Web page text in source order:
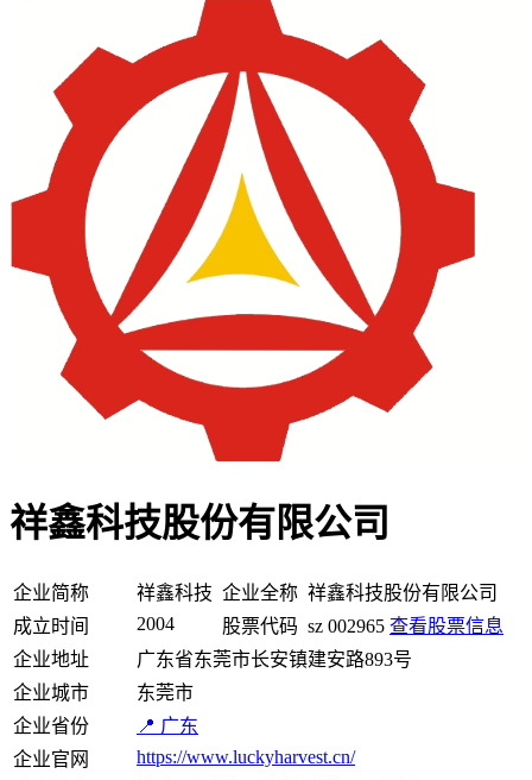
祥鑫科技股份有限公司
企业简称 祥鑫科技 企业全称 祥鑫科技股份有限公司
成立时间
2004 股票代码 sz 002965 查看股票信息
企业地址
广东省东莞市长安镇建安路893号
企业城市
东莞市
企业省份
📍 广东
企业官网
https://www.luckyharvest.cn/